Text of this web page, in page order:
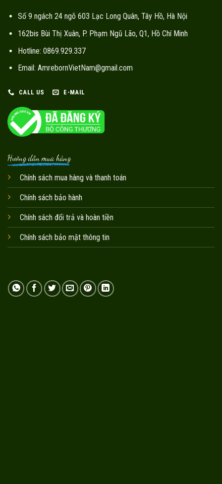
Số 9 ngách 24 ngõ 603 Lạc Long Quân, Tây Hồ, Hà Nội
162bis Bùi Thị Xuân, P. Phạm Ngũ Lão, Q1, Hồ Chí Minh
Hotline: 0869.929.337
Email: AmrebornVietNam@gmail.com
CALL US E-MAIL
Hướng dẫn mua hàng
Chính sách mua hàng và thanh toán
Chính sách bảo hành
Chính sách đổi trả và hoàn tiền
Chính sách bảo mật thông tin